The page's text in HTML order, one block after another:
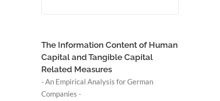
The Information Content of Human
Capital and Tangible Capital
Related Measures
- An Empirical Analysis for German
Companies -